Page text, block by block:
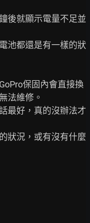
後就顯示電量不足並
池都還是有一樣的狀
保固內會直接換
法維修。
最好，真的沒辦法才
狀況，或有沒有什麼